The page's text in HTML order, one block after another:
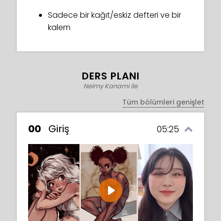
Sadece bir kağıt/eskiz defteri ve bir
kalem
DERS PLANI
Neimy Kanami ile
Tüm bölümleri genişlet
00 Giriş 05:25
Play